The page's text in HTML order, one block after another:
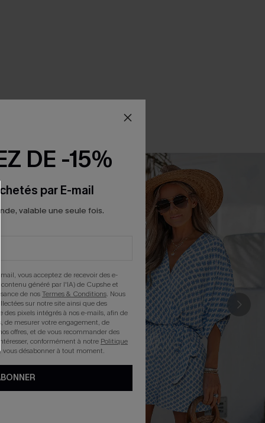
DE -15%
par E-mail
valable une seule fois.
vous acceptez de recevoir des e-
généré par l'IA) de Cupshe et
de nosTermes & Conditions. Nous
sur notre site ainsi que des
des pixels intégrés à nos e-mails, afin de
de mesurer votre engagement, de
offres, et de vous recommander des
conformément à notre Politique
vous désabonner à tout moment.